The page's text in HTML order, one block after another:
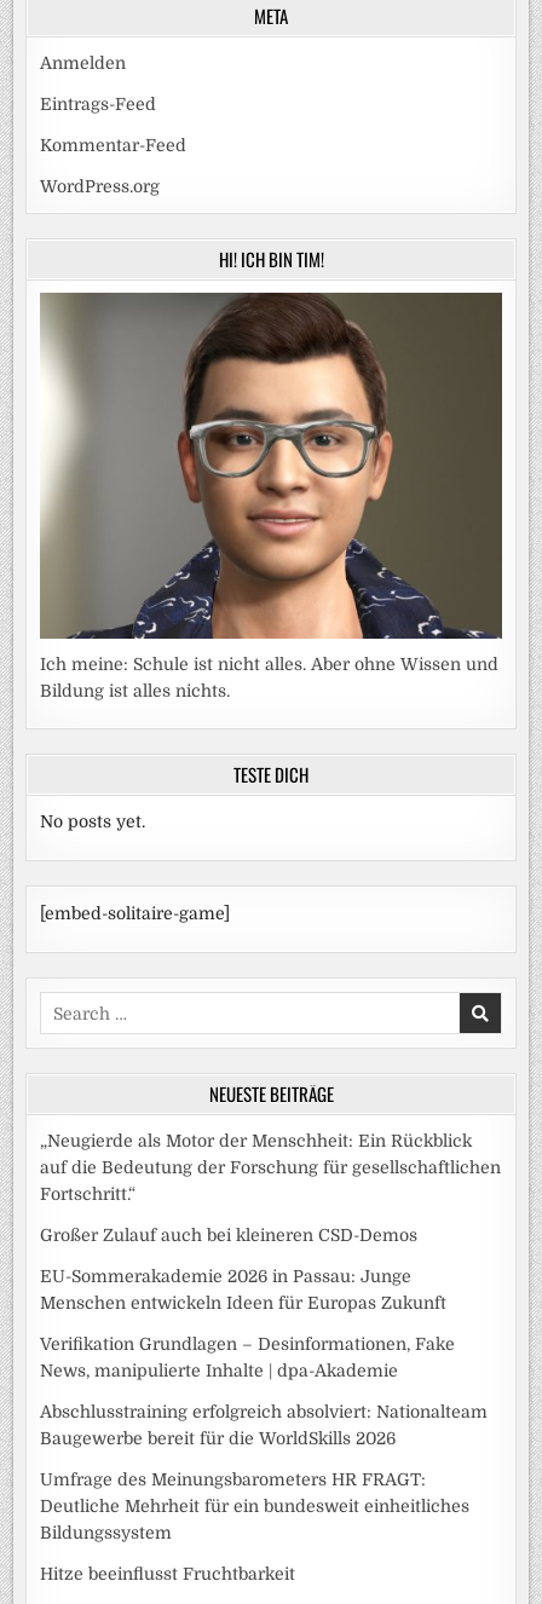
META
Anmelden
Eintrags-Feed
Kommentar-Feed
WordPress.org
HI! ICH BIN TIM!
Ich meine: Schule ist nicht alles. Aber ohne Wissen und
Bildung ist alles nichts.
TESTE DICH
No posts yet.
[embed-solitaire-game]
Search
for:
NEUESTE BEITRÄGE
„Neugierde als Motor der Menschheit: Ein Rückblick
auf die Bedeutung der Forschung für gesellschaftlichen
Fortschritt.“
Großer Zulauf auch bei kleineren CSD-Demos
EU-Sommerakademie 2026 in Passau: Junge
Menschen entwickeln Ideen für Europas Zukunft
Verifikation Grundlagen – Desinformationen, Fake
News, manipulierte Inhalte | dpa-Akademie
Abschlusstraining erfolgreich absolviert: Nationalteam
Baugewerbe bereit für die WorldSkills 2026
Umfrage des Meinungsbarometers HR FRAGT:
Deutliche Mehrheit für ein bundesweit einheitliches
Bildungssystem
Hitze beeinflusst Fruchtbarkeit